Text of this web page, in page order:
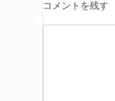
コメントを残す